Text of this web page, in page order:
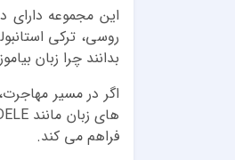
این مجموعه دارای
روسی، ترکی
بدانند چرا زبان
اگر در مسیر
فراهم می کند.